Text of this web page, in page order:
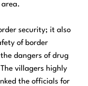
area.
security; it also
of border
dangers of drug
villagers highly
the officials for